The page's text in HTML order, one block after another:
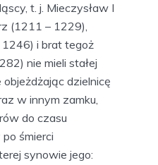
t. j. Mieczysław I
(1211 – 1229),
i brat tegoż
nie mieli stałej
dzielnicę
w innym zamku,
do czasu
śmierci
synowie jego: